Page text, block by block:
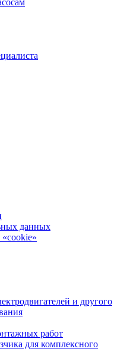
данных
и другого
работ
для комплексного